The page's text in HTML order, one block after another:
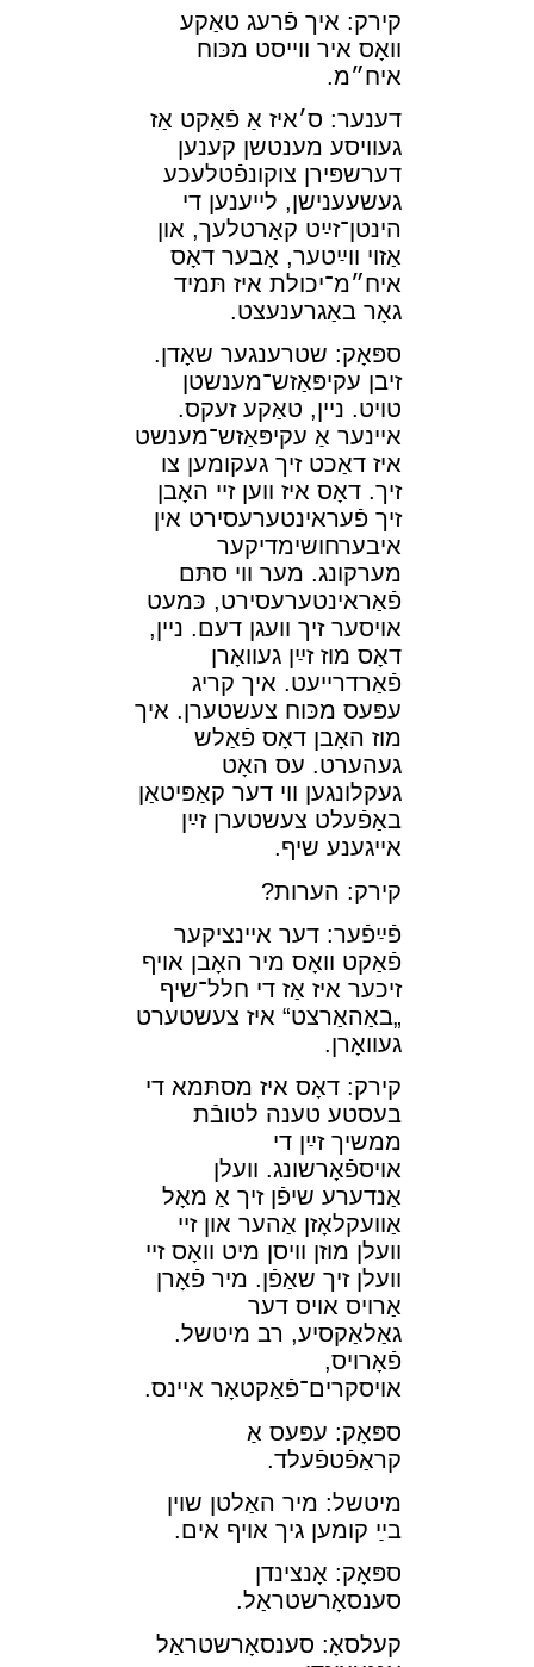
קירק: איך פֿרעג טאַקע
װאָס איר װײסט מכּוח
איח״מ.
דענער: ס׳איז אַ פֿאַקט אַז
געװיסע מענטשן קענען
דערשפּירן צוקונפֿטלעכע
געשעענישן, לײענען די
הינטן־זײַט קאַרטלעך, און
אַזױ װײַטער, אָבער דאָס
איח״מ־יכולת איז תּמיד
גאָר באַגרענעצט.
ספּאָק: שטרענגער שאָדן.
זיבן עקיפּאַזש־מענשטן
טױט. נײן, טאַקע זעקס.
אײנער אַ עקיפּאַזש־מענשט
איז דאַכט זיך געקומען צו
זיך. דאָס איז װען זײ האָבן
זיך פֿעראינטערעסירט אין
איבערחושימדיקער
מערקונג. מער װי סתּם
פֿאַראינטערעסירט, כּמעט
אױסער זיך װעגן דעם. נײן,
דאָס מוז זײַן געװאָרן
פֿאַרדרײעט. איך קריג
עפּעס מכּוח צעשטערן. איך
מוז האָבן דאָס פֿאַלש
געהערט. עס האָט
געקלונגען װי דער קאַפּיטאַן
באַפֿעלט צעשטערן זײַן
אײגענע שיף.
קירק: הערות?
פֿײַפֿער: דער אײנציקער
פֿאַקט װאָס מיר האָבן אױף
זיכער איז אַז די חלל־שיף
„באַהאַרצט“ איז צעשטערט
געװאָרן.
קירק: דאָס איז מסתּמא די
בעסטע טענה לטובֿת
ממשיך זײַן די
אױספֿאָרשונג. װעלן
אַנדערע שיפֿן זיך אַ מאָל
אַװעקלאָזן אַהער און זײ
װעלן מוזן װיסן מיט װאָס זײ
װעלן זיך שאַפֿן. מיר פֿאָרן
אַרױס אױס דער
גאַלאַקסיע, רב מיטשל.
פֿאָרױס,
אױסקרים־פֿאַקטאָר אײנס.
ספּאָק: עפּעס אַ
קראַפֿטפֿעלד.
מיטשל: מיר האַלטן שױן
בײַ קומען גיך אױף אים.
ספּאָק: אָנצינדן
סענסאָרשטראַל.
קעלסאָ: סענסאָרשטראַל